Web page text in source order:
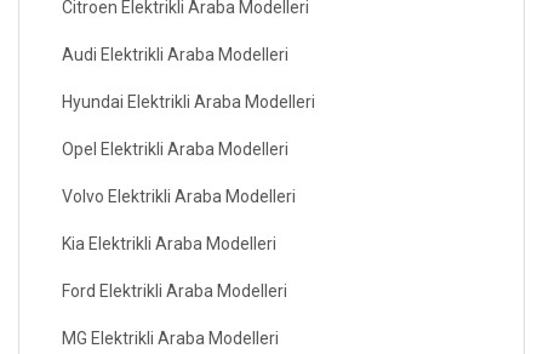
Citroen Elektrikli Araba Modelleri
Audi Elektrikli Araba Modelleri
Hyundai Elektrikli Araba Modelleri
Opel Elektrikli Araba Modelleri
Volvo Elektrikli Araba Modelleri
Kia Elektrikli Araba Modelleri
Ford Elektrikli Araba Modelleri
MG Elektrikli Araba Modelleri